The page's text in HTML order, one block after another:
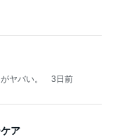
ヤバい。 3日前
ア